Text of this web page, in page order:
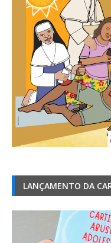
LANÇAMENTO DA